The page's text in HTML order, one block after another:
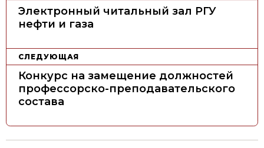
я
п
Электронный читальный зал РГУ
нефти и газа
СЛЕДУЮЩАЯ
Конкурс на замещение должностей
профессорско-преподавательского
состава